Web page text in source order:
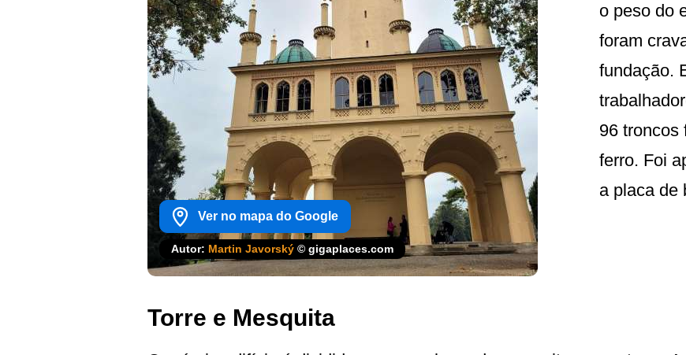
Ver no mapa do Google
Autor: Martin Javorský © gigaplaces.com
o peso do
foram
fundação.
96 troncos
ferro. Foi
a placa de
Torre e Mesquita